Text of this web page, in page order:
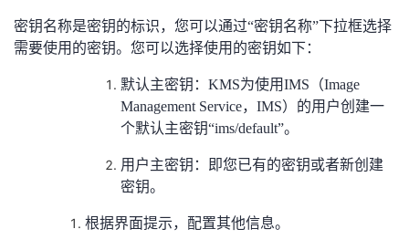
验
收
议
密钥名称是密钥的标识，您可以通过“密钥名称”下拉框选择
需要使用的密钥。您可以选择使用的密钥如下：
默认主密钥：KMS为使用IMS（Image
Management Service，IMS）的用户创建一
个默认主密钥“ims/default”。
用户主密钥：即您已有的密钥或者新创建
密钥。
根据界面提示，配置其他信息。